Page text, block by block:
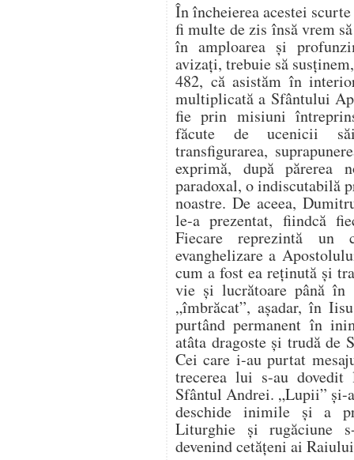
În încheierea acestei
fi multe de zis însă vrem
în amploarea şi
avizaţi, trebuie să
482, că asistăm în
multiplicată a Sfântului
fie prin misiuni
făcute de ucenicii
transfigurarea,
exprimă, după părerea
paradoxal, o indiscutabilă
noastre. De aceea,
le-a prezentat, fiindcă
Fiecare reprezintă un
evanghelizare a
cum a fost ea reţinută şi
vie şi lucrătoare până în
„îmbrăcat”, aşadar, în
purtând permanent în
atâta dragoste şi trudă de
Cei care i-au purtat
trecerea lui s-au
Sfântul Andrei. „Lupii” şi-
deschide inimile şi a
Liturghie şi rugăciune
devenind cetăţeni ai